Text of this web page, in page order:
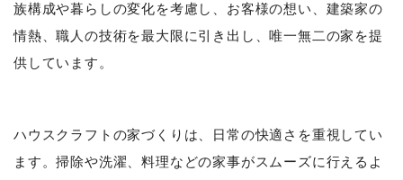
族構成や暮らしの変化を考慮し、お客様の想い、建築家の
情熱、職人の技術を最大限に引き出し、唯一無二の家を提
供しています。
ハウスクラフトの家づくりは、日常の快適さを重視してい
ます。掃除や洗濯、料理などの家事がスムーズに行えるよ